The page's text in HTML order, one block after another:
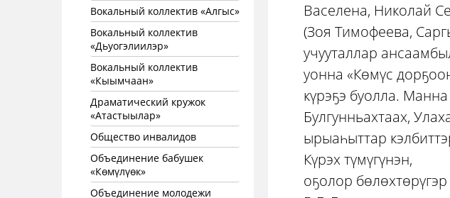
Вокальный коллектив «Алгыс»
Вокальный коллектив
«Дьуогэлиилэр»
Вокальный коллектив
«Кыымчаан»
Драматический кружок
«Атастыылар»
Общество инвалидов
Объединение бабушек
«Көмүлүөк»
Объединение молодежи
Васелена, Николай
(Зоя Тимофеева,
учууталлар
уонна «Көмүс
күрэҕэ буолла.
Булгунньахтаах,
ырыаһыттар
Күрэх түмүгүнэн,
оҕолор